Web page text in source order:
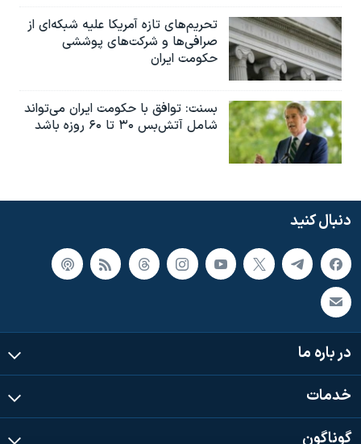
تحریم‌های تازه آمریکا علیه شبکه‌ای از
صرافی‌ها و شرکت‌های پوششی
حکومت ایران
بسنت: توافق با حکومت ایران می‌تواند
شامل آتش‌بس ۳۰ تا ۶۰ روزه باشد
دنبال کنید
در باره ما
خدمات
گوناگون